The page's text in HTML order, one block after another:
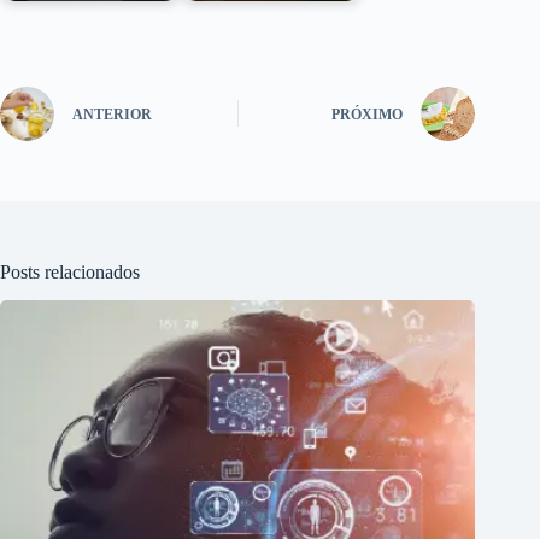
ANTERIOR PRÓXIMO
Posts relacionados